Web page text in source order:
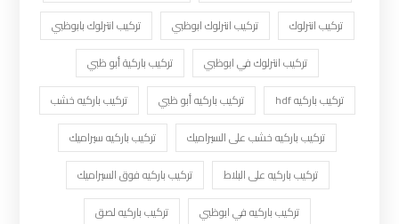
تركيب انترلوك
تركيب انترلوك ابوظبي
تركيب انترلوك بابوظبي
تركيب انترلوك في ابوظبي
تركيب باركية أبو ظبي
تركيب باركيه hdf
تركيب باركيه أبو ظبي
تركيب باركيه خشب
تركيب باركيه خشب على السيراميك
تركيب باركيه سيراميك
تركيب باركيه على البلاط
تركيب باركيه فوق السيراميك
تركيب باركيه في ابوظبي
تركيب باركيه لصق